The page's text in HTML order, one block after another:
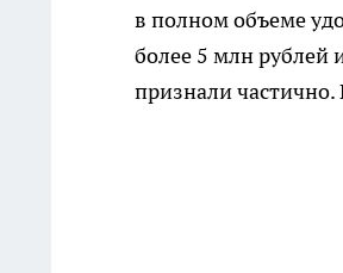
в полном объеме
более 5 млн рублей
признали частично.